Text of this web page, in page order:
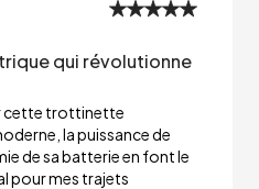
qui révolutionne
cette trottinette
la puissance de
de sa batterie en font le
pour mes trajets